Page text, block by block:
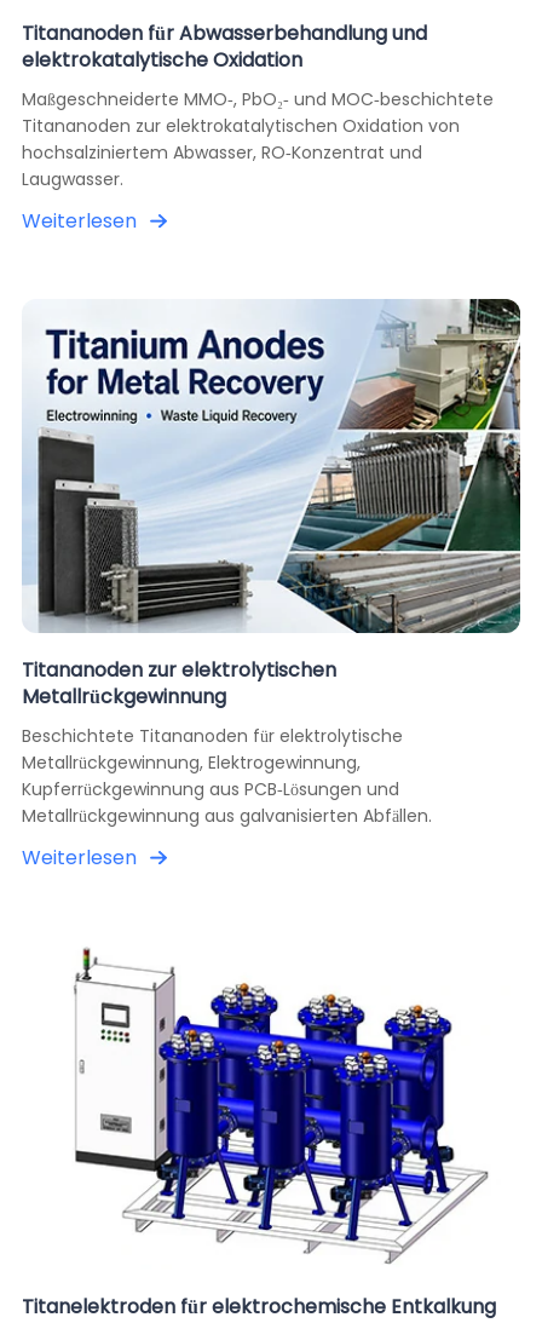
Titananoden für Abwasserbehandlung und
elektrokatalytische Oxidation
Maßgeschneiderte MMO-, PbO₂- und MOC-beschichtete
Titananoden zur elektrokatalytischen Oxidation von
hochsalziniertem Abwasser, RO-Konzentrat und
Laugwasser.
Weiterlesen
Titananoden zur elektrolytischen
Metallrückgewinnung
Beschichtete Titananoden für elektrolytische
Metallrückgewinnung, Elektrogewinnung,
Kupferrückgewinnung aus PCB-Lösungen und
Metallrückgewinnung aus galvanisierten Abfällen.
Weiterlesen
Titanelektroden für elektrochemische Entkalkung